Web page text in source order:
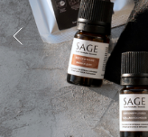
+7 (916) 330-16-91
INFO@AROMA-SAGE.COM